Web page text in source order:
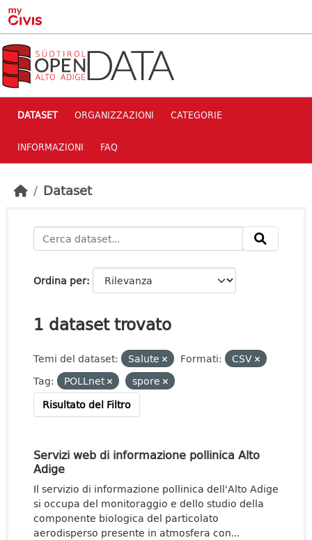
Skip to main content
DATASET ORGANIZZAZIONI CATEGORIE
INFORMAZIONI FAQ
Dataset
Ordina per
1 dataset trovato
Temi del dataset: Salute Formati:
CSV
Tag:
POLLnet
spore
Risultato del Filtro
Servizi web di informazione pollinica Alto
Adige
Il servizio di informazione pollinica dell'Alto Adige
si occupa del monitoraggio e dello studio della
componente biologica del particolato
aerodisperso presente in atmosfera con...